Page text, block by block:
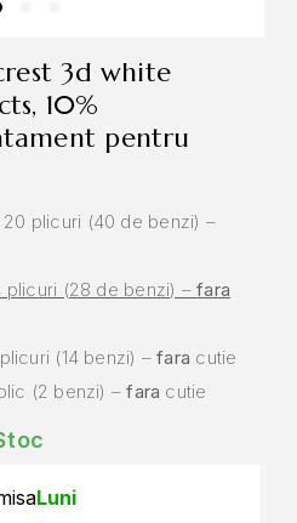
10%
pentru
plicuri (40 de benzi) –
plicuri (28 de benzi) –fara
(14 benzi) –fara cutie
(2 benzi) –fara cutie
Luni